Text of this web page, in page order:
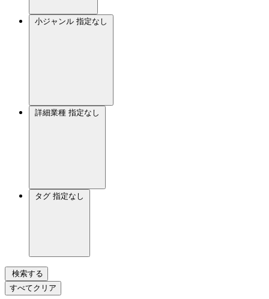
小ジャンル 指定なし
詳細業種 指定なし
タグ 指定なし
検索する
すべてクリア